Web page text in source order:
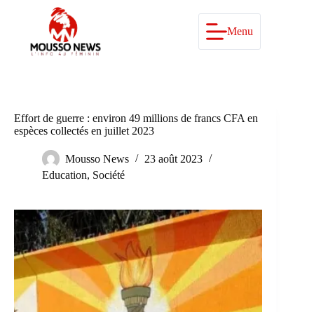
Menu
Effort de guerre : environ 49 millions de francs CFA en
espèces collectés en juillet 2023
Mousso News
23 août 2023
Education, Société